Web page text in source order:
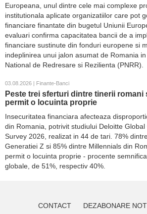
Europeana, unul dintre cele mai complexe
institutionala aplicate organizatiilor care pot
financiare finantate din bugetul Uniunii
evaluari confirma capacitatea bancii de a
financiare sustinute din fonduri europene si
indeplinirea unui jalon asumat de Romania
National de Redresare si Rezilienta (PNRR).
03.08.2026 | Finante-Banci
Peste trei sferturi dintre tinerii romani
permit o locuinta proprie
Insecuritatea financiara afecteaza
din Romania, potrivit studiului Deloitte
Survey 2026, realizat in 44 de tari. 78%
Generatiei Z si 85% dintre Millennials din
permit o locuinta proprie - procente
globale, de 51%, respectiv 40%.
CONTACT DEZABONARE